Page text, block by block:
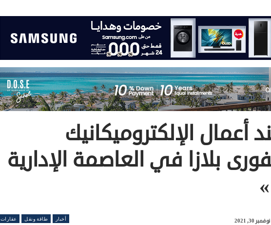
أعمال الإلكتروميكانيك
بلازا في العاصمة الإدارية
أخبار طاقة ونقل عقارات نوفمبر 30, 2021